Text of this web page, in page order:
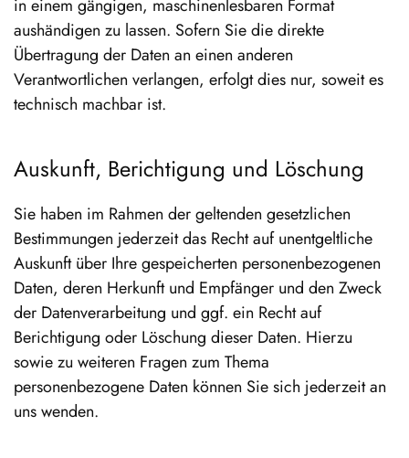
in einem gängigen, maschinenlesbaren Format
aushändigen zu lassen. Sofern Sie die direkte
Übertragung der Daten an einen anderen
Verantwortlichen verlangen, erfolgt dies nur, soweit es
technisch machbar ist.
Auskunft, Berichtigung und Löschung
Sie haben im Rahmen der geltenden gesetzlichen
Bestimmungen jederzeit das Recht auf unentgeltliche
Auskunft über Ihre gespeicherten personenbezogenen
Daten, deren Herkunft und Empfänger und den Zweck
der Datenverarbeitung und ggf. ein Recht auf
Berichtigung oder Löschung dieser Daten. Hierzu
sowie zu weiteren Fragen zum Thema
personenbezogene Daten können Sie sich jederzeit an
uns wenden.